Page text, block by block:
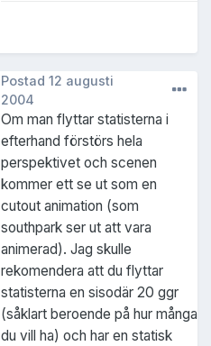
Postad 12 augusti
2004
Om man flyttar statisterna i
efterhand förstörs hela
perspektivet och scenen
kommer ett se ut som en
cutout animation (som
southpark ser ut att vara
animerad). Jag skulle
rekomendera att du flyttar
statisterna en sisodär 20 ggr
(såklart beroende på hur många
du vill ha) och har en statisk